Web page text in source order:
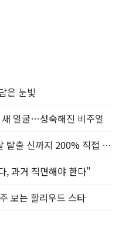
은 눈빛
새 얼굴…성숙해진 비주얼
'액션 가이' 재탄생 이동욱, 상탈 탈출 신까지 200% 직접 소화
, 과거 직면해야 한다"
보는 할리우드 스타